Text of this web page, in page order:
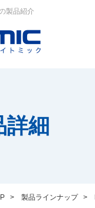
製品紹介
詳細
> 製品ラインナップ >